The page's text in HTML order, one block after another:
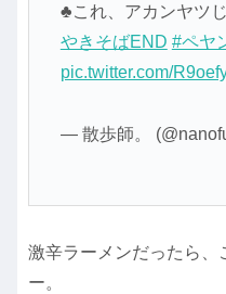
♣これ、アカンヤツ
やきそばEND #ペヤ
pic.twitter.com/
— 散歩師。
激辛ラーメンだったら、
ー。